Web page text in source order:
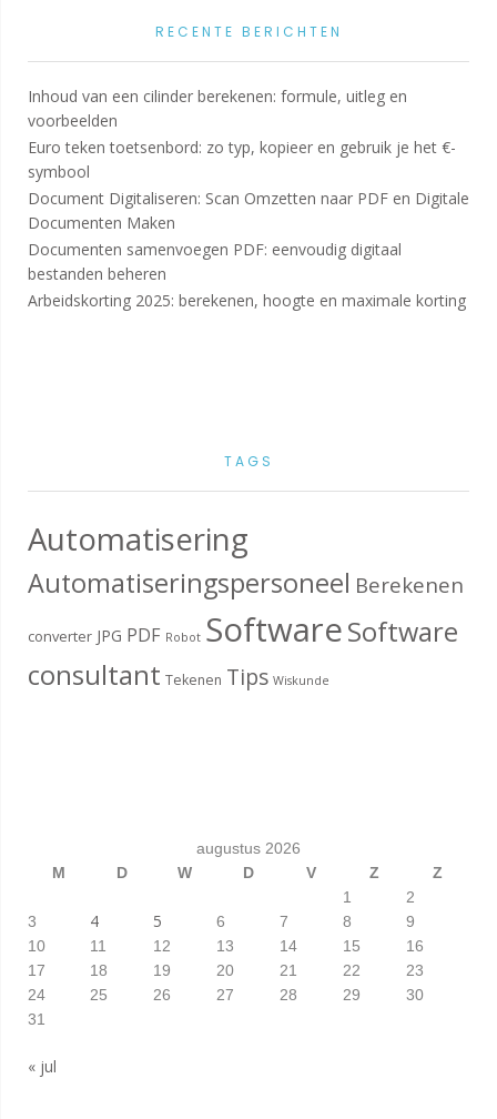
RECENTE BERICHTEN
Inhoud van een cilinder berekenen: formule, uitleg en
voorbeelden
Euro teken toetsenbord: zo typ, kopieer en gebruik je het €-
symbool
Document Digitaliseren: Scan Omzetten naar PDF en Digitale
Documenten Maken
Documenten samenvoegen PDF: eenvoudig digitaal
bestanden beheren
Arbeidskorting 2025: berekenen, hoogte en maximale korting
TAGS
Automatisering
Automatiseringspersoneel Berekenen
converter JPG PDF Robot SoftwareSoftware
consultant Tekenen Tips Wiskunde
augustus 2026
M
D W D V Z
Z
1
2
3
4 5 6 7 8
9
10
11 12 13 14 15
16
17
18 19 20 21 22
23
24
25 26 27 28 29
30
31
« jul